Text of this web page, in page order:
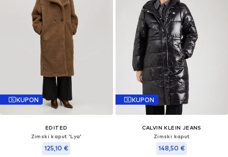
KUPON
EDITED
Zimski kaput 'Lya'
125,10 €
KUPON
CALVIN KLEIN JEANS
Zimski kaput
148,50 €